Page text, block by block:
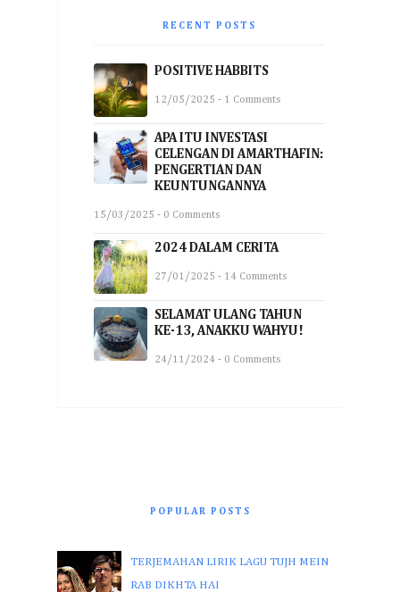
RECENT POSTS
POSITIVE HABBITS
12/05/2025 - 1 Comments
APA ITU INVESTASI
CELENGAN DI AMARTHAFIN:
PENGERTIAN DAN
KEUNTUNGANNYA
15/03/2025 - 0 Comments
2024 DALAM CERITA
27/01/2025 - 14 Comments
SELAMAT ULANG TAHUN
KE-13, ANAKKU WAHYU!
24/11/2024 - 0 Comments
POPULAR POSTS
TERJEMAHAN LIRIK LAGU TUJH MEIN
RAB DIKHTA HAI